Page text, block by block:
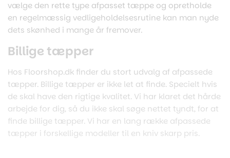
vælge den rette type afpasset tæppe og opretholde
en regelmæssig vedligeholdelsesrutine kan man nyde
dets skønhed i mange år fremover.
Billige tæpper
Hos Floorshop.dk finder du stort udvalg af afpassede
tæpper. Billige tæpper er ikke let at finde. Specielt hvis
de skal have den rigtige kvalitet. Vi har klaret det hårde
arbejde for dig, så du ikke skal søge nettet tyndt, for at
finde billige tæpper. Vi har en lang række afpassede
tæpper i forskellige modeller til en kniv skarp pris.